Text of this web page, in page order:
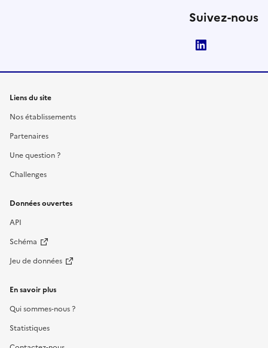
Suivez-nous
Liens du site
Nos établissements
Partenaires
Une question ?
Challenges
Données ouvertes
API
Schéma
Jeu de données
En savoir plus
Qui sommes-nous ?
Statistiques